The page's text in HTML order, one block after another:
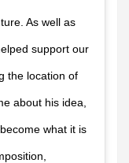
As well as
support our
the location of
about his idea,
what it is